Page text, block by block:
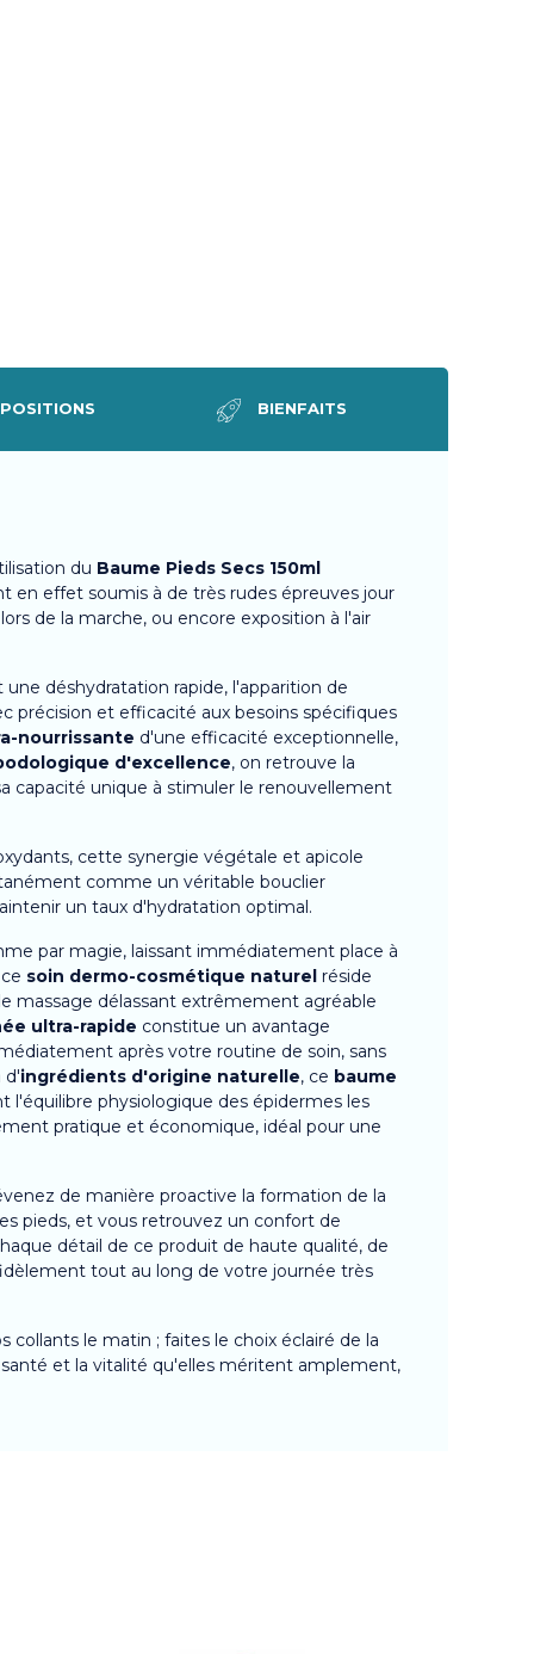
BIENFAITS
du Baume Pieds Secs 150ml
en effet soumis à de très rudes épreuves jour
de la marche, ou encore exposition à l'air
déshydratation rapide, l'apparition de
précision et efficacité aux besoins spécifiques
nourrissante d'une efficacité exceptionnelle,
d'excellence, on retrouve la
capacité unique à stimuler le renouvellement
cette synergie végétale et apicole
comme un véritable bouclier
un taux d'hydratation optimal.
par magie, laissant immédiatement place à
soin dermo-cosmétique naturel réside
massage délassant extrêmement agréable
ultra-rapide constitue un avantage
après votre routine de soin, sans
d'ingrédients d'origine naturelle, ce baume
physiologique des épidermes les
pratique et économique, idéal pour une
de manière proactive la formation de la
pieds, et vous retrouvez un confort de
détail de ce produit de haute qualité, de
tout au long de votre journée très
collants le matin ; faites le choix éclairé de la
et la vitalité qu'elles méritent amplement,